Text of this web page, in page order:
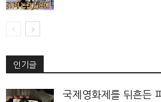
인기글
국제영화제를 뒤흔든